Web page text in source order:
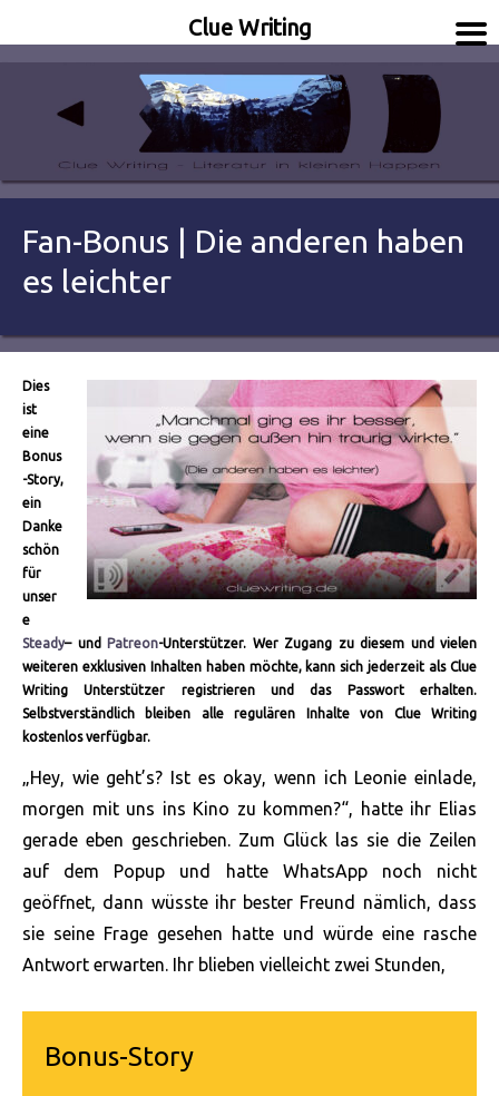
Clue Writing
Fan-Bonus | Die anderen haben
es leichter
Dies
ist
eine
Bonus
-Story,
ein
Danke
schön
für
unser
e
Steady– und Patreon-Unterstützer. Wer Zugang zu diesem und vielen
weiteren exklusiven Inhalten haben möchte, kann sich jederzeit als Clue
Writing Unterstützer registrieren und das Passwort erhalten.
Selbstverständlich bleiben alle regulären Inhalte von Clue Writing
kostenlos verfügbar.
„Hey, wie geht’s? Ist es okay, wenn ich Leonie einlade,
morgen mit uns ins Kino zu kommen?“, hatte ihr Elias
gerade eben geschrieben. Zum Glück las sie die Zeilen
auf dem Popup und hatte WhatsApp noch nicht
geöffnet, dann wüsste ihr bester Freund nämlich, dass
sie seine Frage gesehen hatte und würde eine rasche
Antwort erwarten. Ihr blieben vielleicht zwei Stunden,
Bonus-Story
Clue Writing